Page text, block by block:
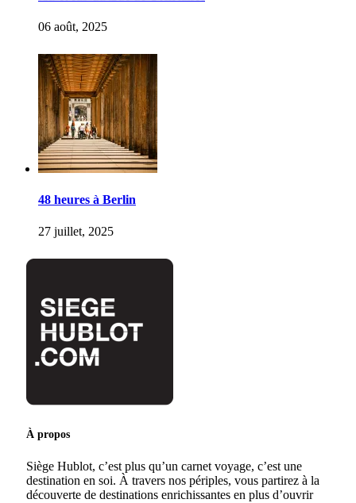
06 août, 2025
48 heures à Berlin
27 juillet, 2025
À propos
Siège Hublot, c’est plus qu’un carnet voyage, c’est une
destination en soi. À travers nos périples, vous partirez à la
découverte de destinations enrichissantes en plus d’ouvrir